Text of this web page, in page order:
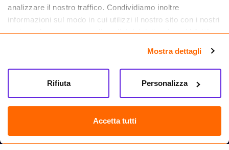
analizzare il nostro traffico. Condividiamo inoltre
informazioni sul modo in cui utilizzi il nostro sito con i nostri
partner che si occupano di analisi dei dati web, pubblicità e
informazioni che hai fornito loro o che hanno raccolto dal
tuo utilizzo dei loro servizi.
Mostra dettagli
Accetta tutti
Personalizza
Rifiuta
Farma.it S.a.s. P. IVA 07417261216 REA: NA-884088
CREDITS
Sede legale Via delle Repubbliche Marinare 128, 80147 Napoli